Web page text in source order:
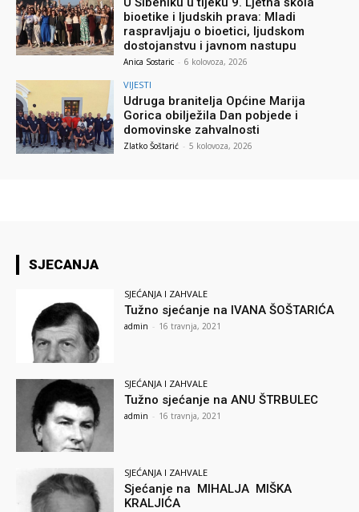
bioetike i ljudskih prava: Mladi
raspravljaju o bioetici, ljudskom
dostojanstvu i javnom nastupu
Anica Sostaric - 6 kolovoza, 2026
VIJESTI
Udruga branitelja Općine Marija
Gorica obilježila Dan pobjede i
domovinske zahvalnosti
Zlatko Šoštarić - 5 kolovoza, 2026
SJECANJA
SJEĆANJA I ZAHVALE
Tužno sjećanje na IVANA ŠOŠTARIĆA
admin - 16 travnja, 2021
SJEĆANJA I ZAHVALE
Tužno sjećanje na ANU ŠTRBULEC
admin - 16 travnja, 2021
SJEĆANJA I ZAHVALE
Sjećanje na MIHALJA MIŠKA
KRALJIĆA